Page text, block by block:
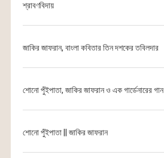
শ্রাবণবিদায়
জাকির জাফরান, বাংলা কবিতার তিন দশকের তবিলদার
শোনো পুঁইপাতা, জাকির জাফরান ও এক গার্ডেনারের গান
শোনো পুঁইপাতা || জাকির জাফরান